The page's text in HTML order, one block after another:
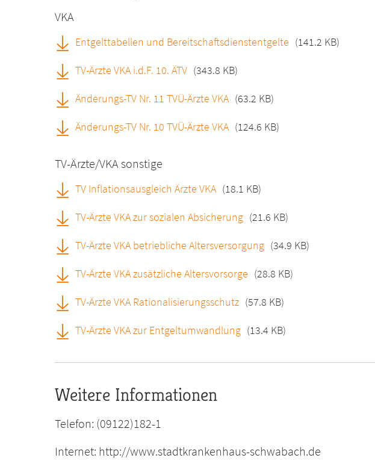
VKA
Entgelttabellen und Bereitschaftsdienstentgelte (141.2 KB)
TV-Ärzte VKA i.d.F. 10. ÄTV (343.8 KB)
Änderungs-TV Nr. 11 TVÜ-Ärzte VKA (63.2 KB)
Änderungs-TV Nr. 10 TVÜ-Ärzte VKA (124.6 KB)
TV-Ärzte/VKA sonstige
TV Inflationsausgleich Ärzte VKA (18.1 KB)
TV-Ärzte VKA zur sozialen Absicherung (21.6 KB)
TV-Ärzte VKA betriebliche Altersversorgung (34.9 KB)
TV-Ärzte VKA zusätzliche Altersvorsorge (28.8 KB)
TV-Ärzte VKA Rationalisierungsschutz (57.8 KB)
TV-Ärzte VKA zur Entgeltumwandlung (13.4 KB)
Weitere Informationen
Telefon: (09122)182-1
Internet: http://www.stadtkrankenhaus-schwabach.de